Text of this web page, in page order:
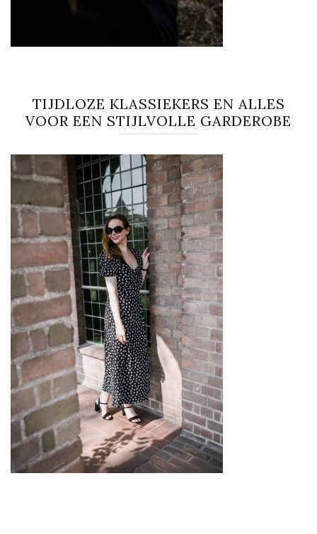
TIJDLOZE KLASSIEKERS EN ALLES
VOOR EEN STIJLVOLLE GARDEROBE